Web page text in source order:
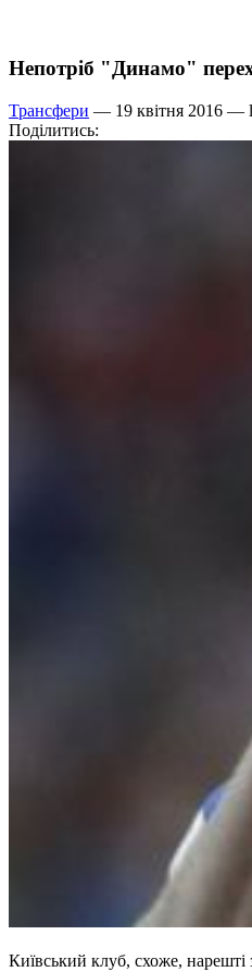
Непотріб "Динамо"
Трансфери — 19 квітня 2016 —
Поділитись:
Київський клуб, схоже,